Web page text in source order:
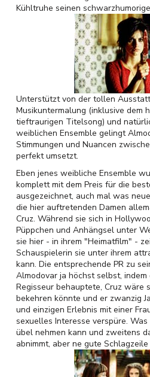
Kühltruhe seinen
Unterstützt von der tollen
Musikuntermalung (inklusive dem
tieftraurigen Titelsong) und
weiblichen Ensemble gelingt
Stimmungen und Nuancen
perfekt umsetzt.
Eben jenes weibliche Ensemble
komplett mit dem Preis für die
ausgezeichnet, auch mal was
die hier auftretenden Damen
Cruz. Während sie sich in
Püppchen und Anhängsel unter
sie hier - in ihrem "Heimatfilm" -
Schauspielerin sie unter ihrem
kann. Die entsprechende PR zu
Almodovar ja höchst selbst,
Regisseur behauptete, Cruz wäre
bekehren könnte und er zwanzig
und einzigen Erlebnis mit einer
sexuelles Interesse verspüre.
übel nehmen kann und zweitens
abnimmt, aber ne gute